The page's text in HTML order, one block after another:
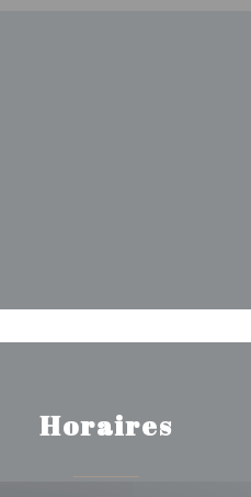
Horaires